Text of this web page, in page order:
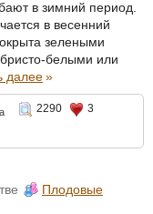
в зимний период.
в весенний
зелеными
белыми или
далее»
2290
3
Плодовые